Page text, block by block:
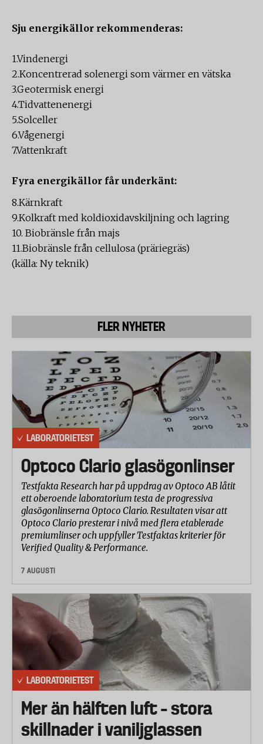
Sju energikällor rekommenderas:
1.Vindenergi
2.Koncentrerad solenergi som värmer en vätska
3.Geotermisk energi
4.Tidvattenenergi
5.Solceller
6.Vågenergi
7.Vattenkraft
Fyra energikällor får underkänt:
8.Kärnkraft
9.Kolkraft med koldioxidavskiljning och lagring
10. Biobränsle från majs
11.Biobränsle från cellulosa (präriegräs)
(källa: Ny teknik)
FLER NYHETER
LABORATORIETEST
Optoco Clario glasögonlinser
Testfakta Research har på uppdrag av Optoco AB låtit
ett oberoende laboratorium testa de progressiva
glasögonlinserna Optoco Clario. Resultaten visar att
Optoco Clario presterar i nivå med flera etablerade
premiumlinser och uppfyller Testfaktas kriterier för
Verified Quality & Performance.
7 AUGUSTI
LABORATORIETEST
Mer än hälften luft – stora
skillnader i vaniljglassen